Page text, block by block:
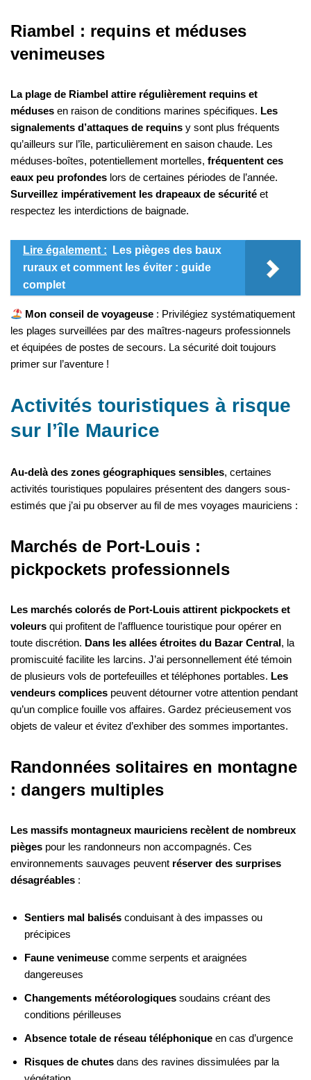
Riambel : requins et méduses
venimeuses
La plage de Riambel attire régulièrement requins et
méduses en raison de conditions marines spécifiques. Les
signalements d’attaques de requins y sont plus fréquents
qu’ailleurs sur l’île, particulièrement en saison chaude. Les
méduses-boîtes, potentiellement mortelles, fréquentent ces
eaux peu profondes lors de certaines périodes de l’année.
Surveillez impérativement les drapeaux de sécurité et
respectez les interdictions de baignade.
Lire également :
Les pièges des baux
ruraux et comment les éviter : guide
complet
Mon conseil de voyageuse : Privilégiez systématiquement
les plages surveillées par des maîtres-nageurs professionnels
et équipées de postes de secours. La sécurité doit toujours
primer sur l’aventure !
Activités touristiques à risque
sur l’île Maurice
Au-delà des zones géographiques sensibles, certaines
activités touristiques populaires présentent des dangers sous-
estimés que j’ai pu observer au fil de mes voyages mauriciens :
Marchés de Port-Louis :
pickpockets professionnels
Les marchés colorés de Port-Louis attirent pickpockets et
voleurs qui profitent de l’affluence touristique pour opérer en
toute discrétion. Dans les allées étroites du Bazar Central, la
promiscuité facilite les larcins. J’ai personnellement été témoin
de plusieurs vols de portefeuilles et téléphones portables. Les
vendeurs complices peuvent détourner votre attention pendant
qu’un complice fouille vos affaires. Gardez précieusement vos
objets de valeur et évitez d’exhiber des sommes importantes.
Randonnées solitaires en montagne
: dangers multiples
Les massifs montagneux mauriciens recèlent de nombreux
pièges pour les randonneurs non accompagnés. Ces
environnements sauvages peuvent réserver des surprises
désagréables :
Sentiers mal balisés conduisant à des impasses ou
précipices
Faune venimeuse comme serpents et araignées
dangereuses
Changements météorologiques soudains créant des
conditions périlleuses
Absence totale de réseau téléphonique en cas d’urgence
Risques de chutes dans des ravines dissimulées par la